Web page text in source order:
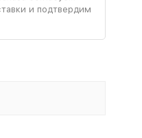
и подтвердим